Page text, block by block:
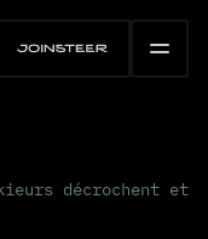
décrochent et